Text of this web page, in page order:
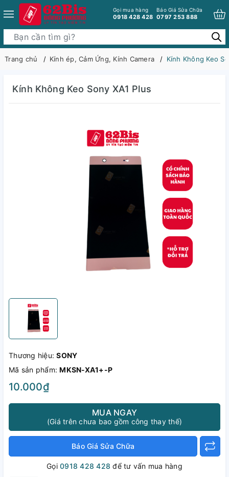
Gọi mua hàng
0918 428 428
Báo Giá Sửa Chữa
0797 253 888
Trang chủ Kính ép, Cảm Ứng, Kính Camera Kính Không Keo
Kính Không Keo Sony XA1 Plus
Thương hiệu:SONY
Mã sản phẩm:MKSN-XA1+-P
10.000₫
MUA NGAY
(Giá trên chưa bao gồm công thay thế)
Báo Giá Sửa Chữa
Gọi0918 428 428 để tư vấn mua hàng